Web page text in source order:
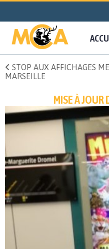
STOP AUX AFFICHAGES
MARSEILLE
MISE À JOUR